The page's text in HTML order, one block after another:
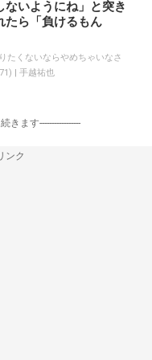
いようにね」と突き
たら「負けるもん
たくないならやめちゃいなさ
| 手越祐也
きます-----------------
ンク